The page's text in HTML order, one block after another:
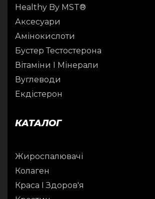
Healthy By MST®
Аксесуари
Амінокислоти
Бустер Тестостерона
Вітаміни І Мінерали
Вуглеводи
Екдістерон
КАТАЛОГ
Жироспалювачі
Колаген
Краса І Здоров'я